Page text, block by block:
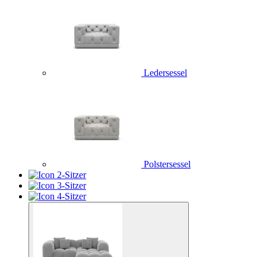
Ledersessel
Polstersessel
2-Sitzer
3-Sitzer
4-Sitzer